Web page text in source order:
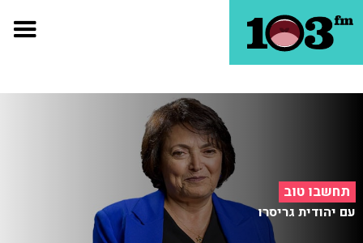
תחשבו טוב
עם יהודית גריסרו